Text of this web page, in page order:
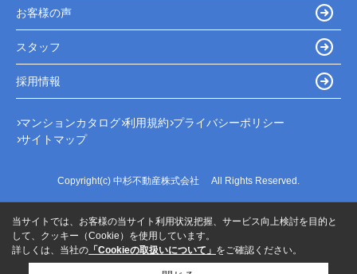
お客様の声
スタッフ
採用情報
マンションカタログ 利用規約 プライバシーポリシー
サイトマップ
Copyright(c) 中杉不動産株式会社 All Rights Reserved.
当サイトでは、お客様の当サイト利用状況把握、サービス向上検討を目的と
して、クッキー（Cookie）を使用しています。
詳しくは、当社の 「Cookieの取扱いについて」 をご確認ください。